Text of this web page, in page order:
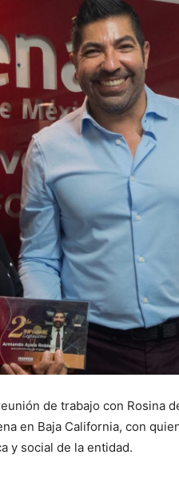
de trabajo con Rosina
en Baja California, con
y social de la entidad.